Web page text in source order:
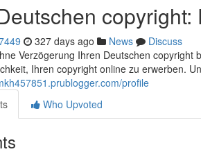
327 days ago News
Discuss
Verzögerung Ihren Deutschen
Ihren copyright online zu erwerben.
profile
Who Upvoted